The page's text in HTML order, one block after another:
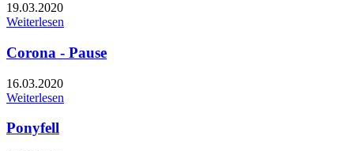
19.03.2020
Weiterlesen
Corona - Pause
16.03.2020
Weiterlesen
Ponyfell